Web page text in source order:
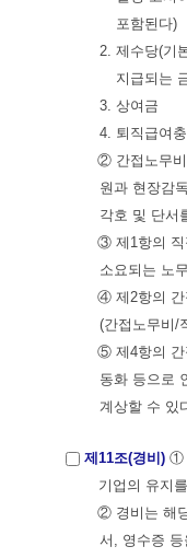
포함된다)
2. 제수당(기
지급되는
3. 상여금
4. 퇴직급여
② 간접노무비
원과 현장감
각호 및 단서
③ 제1항의 직
소요되는 노
④ 제2항의 간
(간접노무비/
⑤ 제4항의 간
동화 등으로
계상할 수 있
제11조(경비) ①
기업의 유지
② 경비는 해
서, 영수증